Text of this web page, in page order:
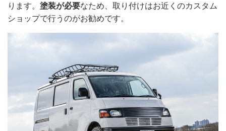
ります。 塗装が必要なため、取り付けはお近くのカスタム
ショップで行うのがお勧めです。